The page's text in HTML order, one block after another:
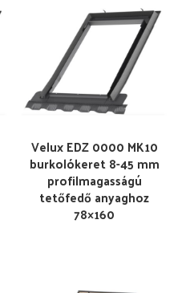
Velux EDZ 0000 MK10
burkolókeret 8-45 mm
profilmagasságú
tetőfedő anyaghoz
78×160